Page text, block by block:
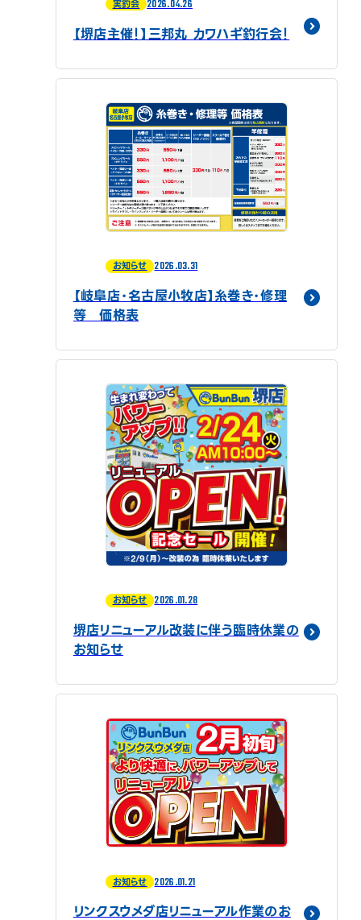
実釣会 2026.04.26
【堺店主催！】三邦丸 カワハギ釣行会！
お知らせ 2026.03.31
【岐阜店・名古屋小牧店】糸巻き・修理
等 価格表
お知らせ 2026.01.28
堺店リニューアル改装に伴う臨時休業の
お知らせ
お知らせ 2026.01.21
リンクスウメダ店リニューアル作業のお